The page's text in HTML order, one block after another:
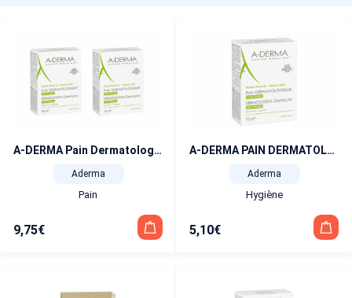
A-DERMA Pain Dermatologique Apaisant Lot de 2×100 g
Aderma
Pain
9,75€
A-DERMA PAIN DERMATOLOGIQUE au lait d’Avoine 100g
Aderma
Hygiène
5,10€